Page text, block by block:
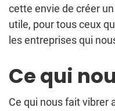
cette envie de créer
utile, pour tous ceux
les entreprises qui
Ce qui
Ce qui nous fait vibrer